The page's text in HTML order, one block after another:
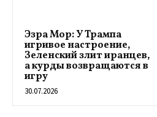
Эзра Мор: У Трампа
игривое настроение,
Зеленский злит иранцев,
а курды возвращаются в
игру
30.07.2026